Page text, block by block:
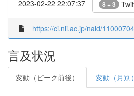
2023-02-22 22:07:37 8 + 3
https://ci.nii.ac.jp/naid/
言及状況
変動（ピーク前後） 変動（月別）